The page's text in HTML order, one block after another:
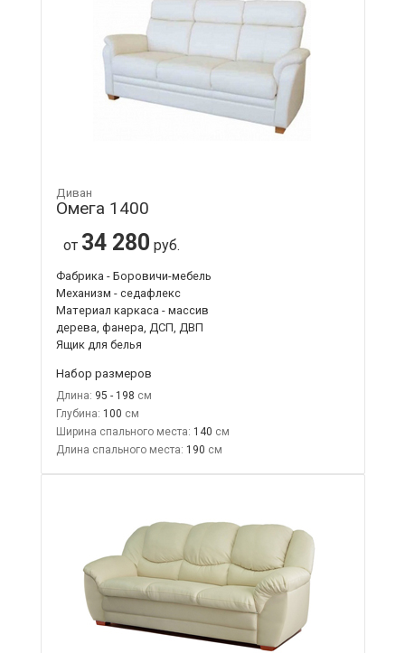
Диван
Омега 1400
от 34 280 руб.
Фабрика - Боровичи-мебель
Механизм - седафлекс
Материал каркаса - массив
дерева, фанера, ДСП, ДВП
Ящик для белья
Набор размеров
Длина: 95 - 198
Глубина: 100
Ширина спального места: 140
Длина спального места: 190